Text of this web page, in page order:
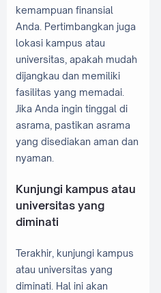
kemampuan finansial
Anda. Pertimbangkan juga
lokasi kampus atau
universitas, apakah mudah
dijangkau dan memiliki
fasilitas yang memadai.
Jika Anda ingin tinggal di
asrama, pastikan asrama
yang disediakan aman dan
nyaman.
Kunjungi kampus atau
universitas yang
diminati
Terakhir, kunjungi kampus
atau universitas yang
diminati. Hal ini akan